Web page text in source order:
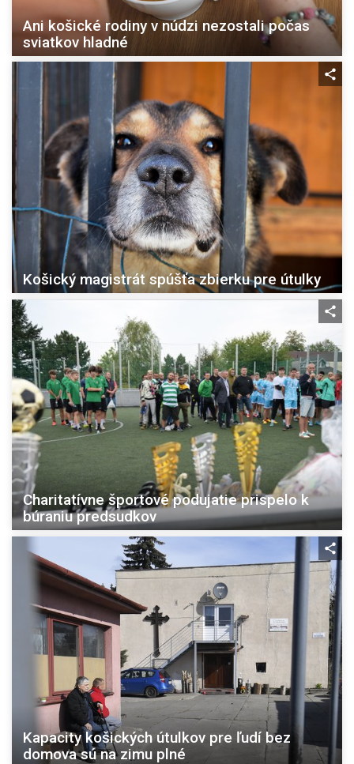
Ani košické rodiny v núdzi nezostali počas
sviatkov hladné
Košický magistrát spúšťa zbierku pre útulky
Charitatívne športové podujatie prispelo k
búraniu predsudkov
Kapacity košických útulkov pre ľudí bez
domova sú na zimu plné